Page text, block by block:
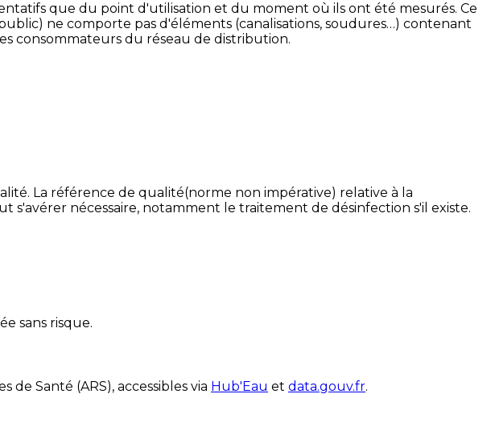
que du point d'utilisation et du moment où ils ont été mesurés. Ce
ne comporte pas d'éléments (canalisations, soudures…) contenant
consommateurs du réseau de distribution.
La référence de qualité(norme non impérative) relative à la
s'avérer nécessaire, notamment le traitement de désinfection s'il existe.
sans risque.
de Santé (ARS), accessibles via Hub'Eau et data.gouv.fr.